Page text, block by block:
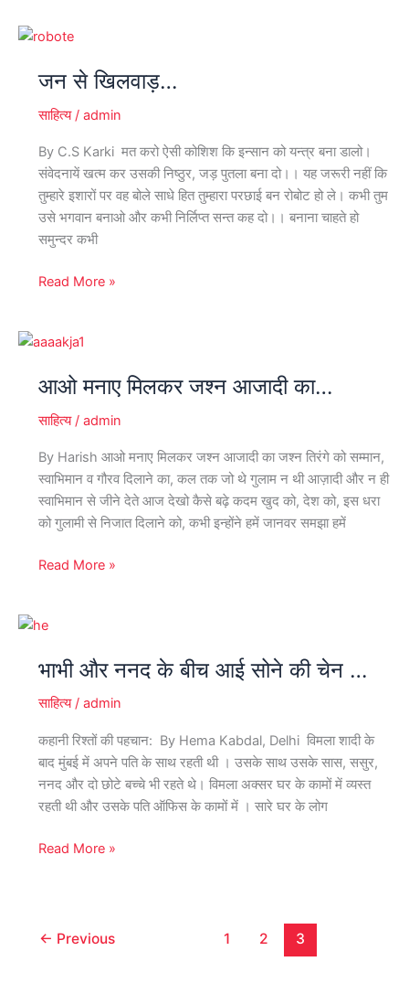
जन से खिलवाड़…
साहित्य/ admin
By C.S Karki मत करो ऐसी कोशिश कि इन्सान को यन्त्र बना डालो।
संवेदनायें खत्म कर उसकी निष्ठुर, जड़ पुतला बना दो।। यह जरूरी नहीं कि
तुम्हारे इशारों पर वह बोले साधे हित तुम्हारा परछाई बन रोबोट हो ले। कभी तुम
उसे भगवान बनाओ और कभी निर्लिप्त सन्त कह दो।। बनाना चाहते हो
समुन्दर कभी
जन
खिलवाड़…
Read More »
आओ मनाए मिलकर जश्न आजादी का…
साहित्य/ admin
By Harish आओ मनाए मिलकर जश्न आजादी का जश्न तिरंगे को सम्मान,
स्वाभिमान व गौरव दिलाने का, कल तक जो थे गुलाम न थी आज़ादी और न ही
स्वाभिमान से जीने देते आज देखो कैसे बढ़े कदम खुद को, देश को, इस धरा
को गुलामी से निजात दिलाने को, कभी इन्होंने हमें जानवर समझा हमें
आओ
मिलकर
आजादी
का…
Read More »
भाभी और ननद के बीच आई सोने की चेन …
साहित्य/ admin
कहानी रिश्तों की पहचान: By Hema Kabdal, Delhi विमला शादी के
बाद मुंबई में अपने पति के साथ रहती थी । उसके साथ उसके सास, ससुर,
ननद और दो छोटे बच्चे भी रहते थे। विमला अक्सर घर के कामों में व्यस्त
रहती थी और उसके पति ऑफिस के कामों में । सारे घर के लोग
भाभी
ननद
बीच
आई
सोने
की
चेन
Read More »
← Previous 1 2 3